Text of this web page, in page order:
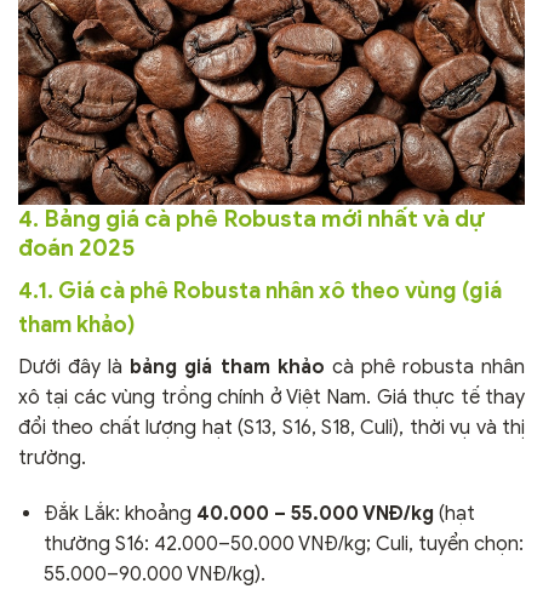
4. Bảng giá cà phê Robusta mới nhất và dự
đoán 2025
4.1. Giá cà phê Robusta nhân xô theo vùng (giá
tham khảo)
Dưới đây là bảng giá tham khảo cà phê robusta nhân
xô tại các vùng trồng chính ở Việt Nam. Giá thực tế thay
đổi theo chất lượng hạt (S13, S16, S18, Culi), thời vụ và thị
trường.
Đắk Lắk: khoảng 40.000 – 55.000 VNĐ/kg (hạt
thường S16: 42.000–50.000 VNĐ/kg; Culi, tuyển chọn:
55.000–90.000 VNĐ/kg).